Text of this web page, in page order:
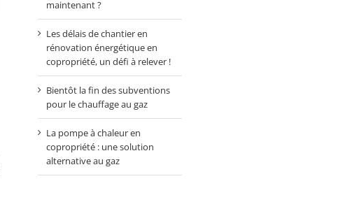
maintenant ?
Les délais de chantier en
rénovation énergétique en
copropriété, un défi à relever !
Bientôt la fin des subventions
pour le chauffage au gaz
La pompe à chaleur en
copropriété : une solution
alternative au gaz